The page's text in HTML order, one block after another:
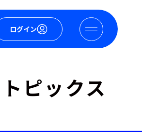
ログイン
ピックス